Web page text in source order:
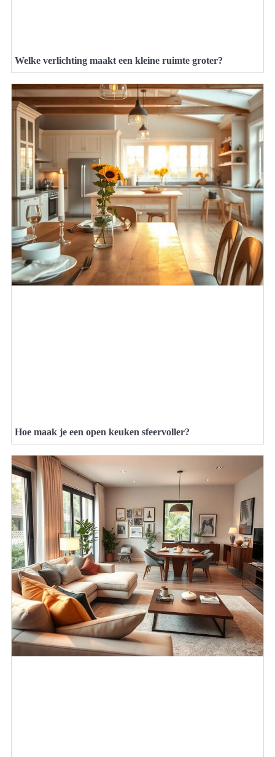
Welke verlichting maakt een kleine ruimte groter?
Hoe maak je een open keuken sfeervoller?